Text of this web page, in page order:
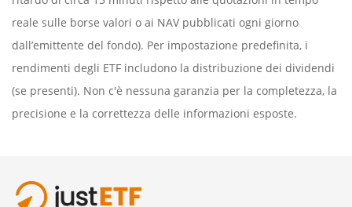
reale sulle borse valori o ai NAV pubblicati ogni giorno
dall’emittente del fondo). Per impostazione predefinita, i
rendimenti degli ETF includono la distribuzione dei dividendi
(se presenti). Non c'è nessuna garanzia per la completezza, la
precisione e la correttezza delle informazioni esposte.